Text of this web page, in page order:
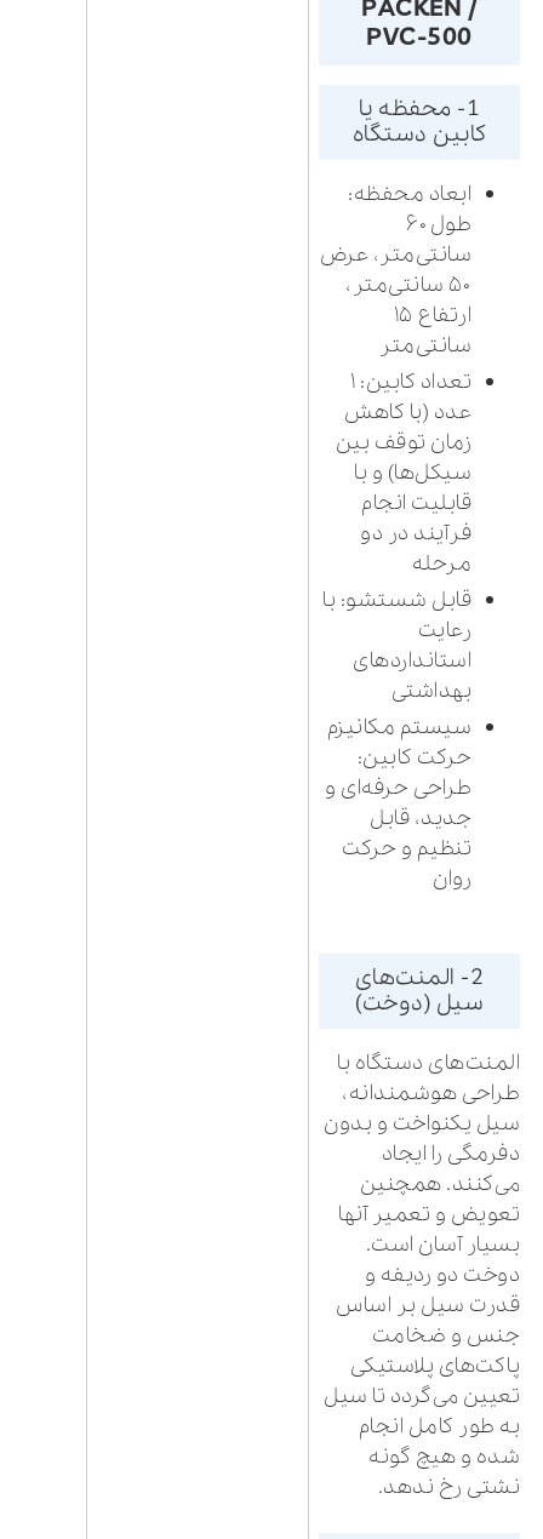
PACKEN /
PVC-500
1- محفظه یا
کابین دستگاه
ابعاد محفظه:
طول ۶۰
سانتی‌متر، عرض
۵۰ سانتی‌متر،
ارتفاع ۱۵
سانتی‌متر
تعداد کابین: ۱
عدد (با کاهش
زمان توقف بین
سیکل‌ها) و با
قابلیت انجام
فرآیند در دو
مرحله
قابل شستشو: با
رعایت
استانداردهای
بهداشتی
سیستم مکانیزم
حرکت کابین:
طراحی حرفه‌ای و
جدید، قابل
تنظیم و حرکت
روان
2- المنت‌های
سیل (دوخت)
المنت‌های دستگاه با
طراحی هوشمندانه،
سیل یکنواخت و بدون
دفرمگی را ایجاد
می‌کنند. همچنین
تعویض و تعمیر آنها
بسیار آسان است.
دوخت دو ردیفه و
قدرت سیل بر اساس
جنس و ضخامت
پاکت‌های پلاستیکی
تعیین می‌گردد تا سیل
به طور کامل انجام
شده و هیچ گونه
نشتی رخ ندهد.